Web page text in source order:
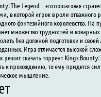
The Legend – это пошаговая
в которой игрок в роли отважного
фэнтезийного королевства. На
множество трудностей и
без должной подготовки и
Игра отличается высокой
решит скачать торрент Kings
к прохождению, то ему придется
мышление.